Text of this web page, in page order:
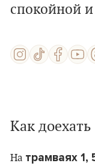
спокойной
Как доехать
На трамваях 1,